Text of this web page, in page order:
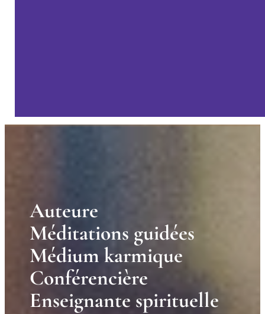
Auteure
Méditations guidées
Médium karmique
Conférencière
Enseignante spirituelle